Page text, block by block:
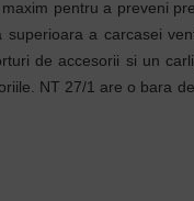
pentru a preveni
a carcasei
de accesorii si un
NT 27/1 are o bara